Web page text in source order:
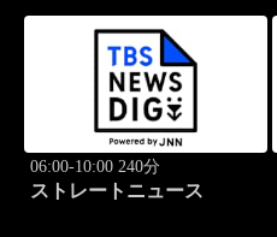
06:00-10:00 240分
ストレートニュース